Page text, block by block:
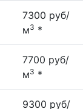
7300 руб/
м3 *
7700 руб/
м3 *
9300 руб/